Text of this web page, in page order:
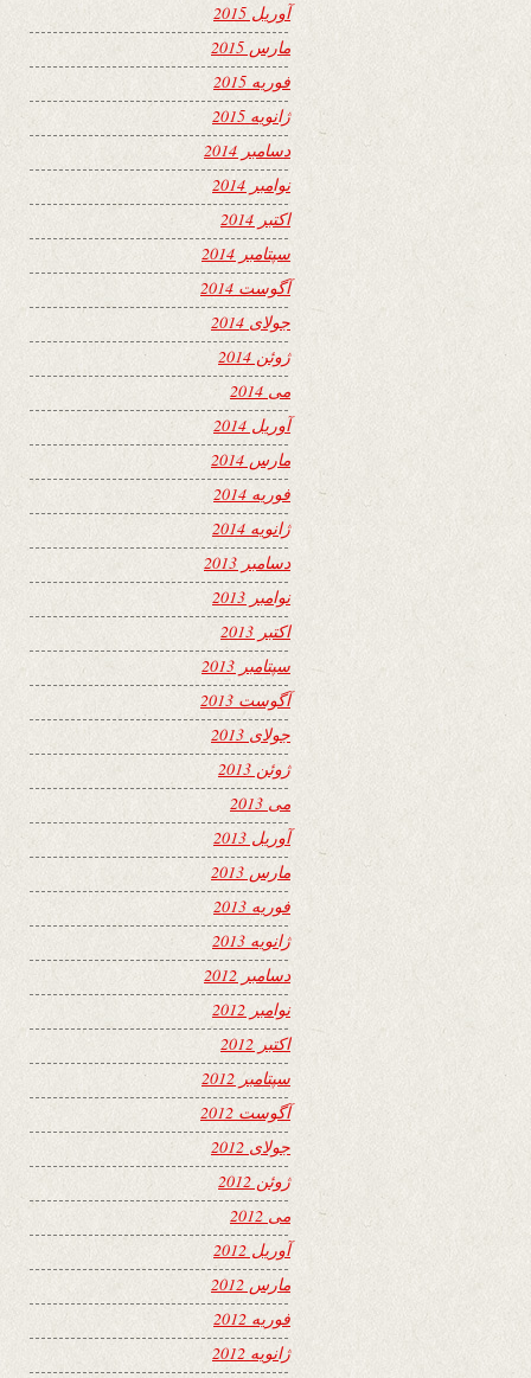
آوریل 2015
مارس 2015
فوریه 2015
ژانویه 2015
دسامبر 2014
نوامبر 2014
اکتبر 2014
سپتامبر 2014
آگوست 2014
جولای 2014
ژوئن 2014
می 2014
آوریل 2014
مارس 2014
فوریه 2014
ژانویه 2014
دسامبر 2013
نوامبر 2013
اکتبر 2013
سپتامبر 2013
آگوست 2013
جولای 2013
ژوئن 2013
می 2013
آوریل 2013
مارس 2013
فوریه 2013
ژانویه 2013
دسامبر 2012
نوامبر 2012
اکتبر 2012
سپتامبر 2012
آگوست 2012
جولای 2012
ژوئن 2012
می 2012
آوریل 2012
مارس 2012
فوریه 2012
ژانویه 2012